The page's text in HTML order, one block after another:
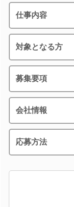
仕事内容
対象となる方
募集要項
会社情報
応募方法